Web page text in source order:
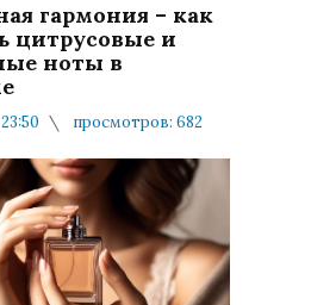
гармония – как
цитрусовые и
ноты в
просмотров: 682
и публикации